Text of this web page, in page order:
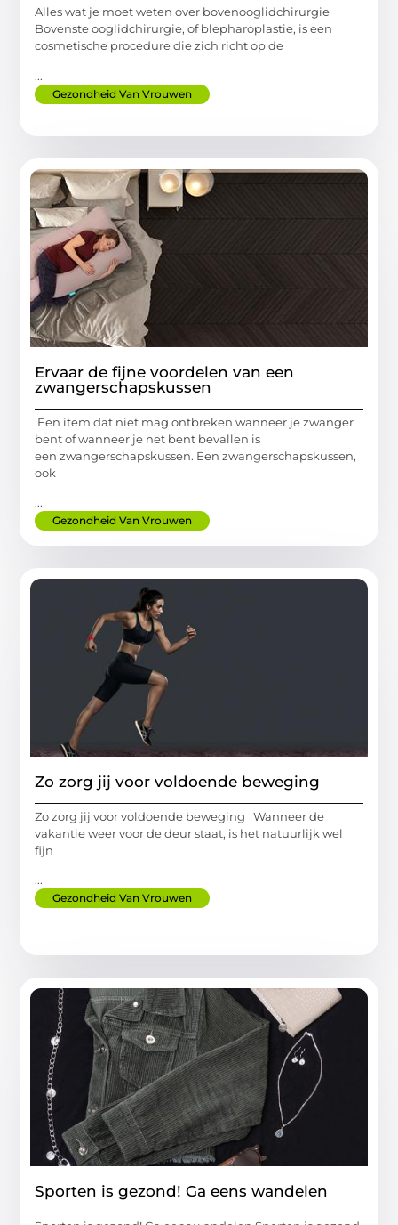
Alles wat je moet weten over bovenooglidchirurgie
Bovenste ooglidchirurgie, of blepharoplastie, is een
cosmetische procedure die zich richt op de
...
Gezondheid Van Vrouwen
Ervaar de fijne voordelen van een
zwangerschapskussen
Een item dat niet mag ontbreken wanneer je zwanger
bent of wanneer je net bent bevallen is
een zwangerschapskussen. Een zwangerschapskussen,
ook
...
Gezondheid Van Vrouwen
Zo zorg jij voor voldoende beweging
Zo zorg jij voor voldoende beweging Wanneer de
vakantie weer voor de deur staat, is het natuurlijk wel
fijn
...
Gezondheid Van Vrouwen
Sporten is gezond! Ga eens wandelen